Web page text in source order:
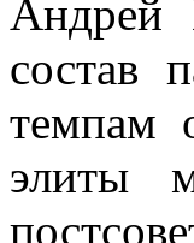
Андрей
состав
темпам
элиты